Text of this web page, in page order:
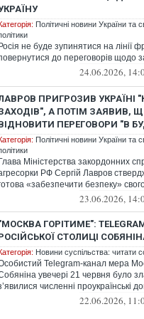
Політичні новини України та
Росія не буде зупинятися на лінії
до переговорів щодо
24.06.2026,
ПРИГРОЗИВ УКРАЇНІ
А ПОТІМ ЗАЯВИВ,
ПЕРЕГОВОРИ "В
Політичні новини України та
Глава Міністерства закордонних
РФ Сергій Лавров
«забезпечити безпеку»
23.06.2026,
ГОРІТИМЕ":
СТОЛИЦІ
Новини суспільства: читати
Telegram-канал мера
увечері 21 червня було
численні проукраїнські
22.06.2026,